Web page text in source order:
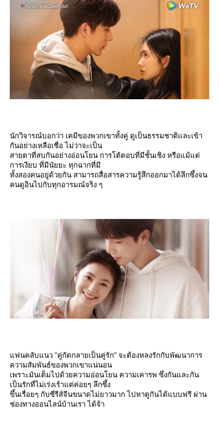
นักวิจารณ์บอกว่า เคมีของพวกเขาทั้งคู่ ดูเป็นธรรมชาติและเข้า
กันอย่างเหลือเชื่อ ไม่ว่าจะเป็น
สายตาที่สบกันอย่างอ่อนโยน การโต้ตอบที่มีชั้นเชิง หรือแม้แต่
การเงียบ ที่มีนัยยะ ทุกฉากที่มี
ทั้งสองคนอยู่ด้วยกัน สามารถสื่อสารความรู้สึกออกมาได้ลึกซึ้งจน
คนดูอินไปกับทุกอารมณ์จริง ๆ
ฟนคลับแนว "คู่กัดกลายเป็นคู่รัก" จะต้องหลงรักกับพัฒนาการ
ความสัมพันธ์ของพวกเขาแน่นอน
เพราะมันเต็มไปด้วยความอ่อนโยน ความเคารพ ซึ่งกันและกัน
เป็นรักที่ไม่เร่งเร้าแต่ค่อยๆ ลึกซึ้ง
ขึ้นเรื่อยๆ กับซี่รีส์จีนขนาดไม่ยาวมาก ไปหาดูกันได้แบบฟรี ผ่าน
ช่องทางออนไลน์บ้านเรา ได้จ้า